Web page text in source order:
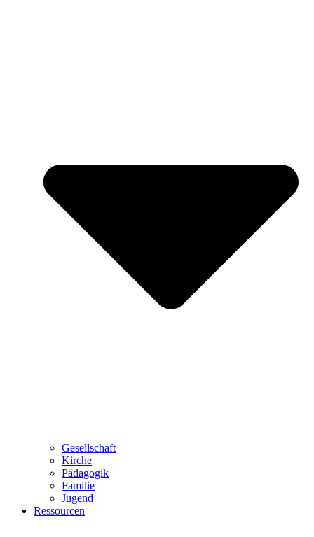
Gesellschaft
Kirche
Pädagogik
Familie
Jugend
Ressourcen